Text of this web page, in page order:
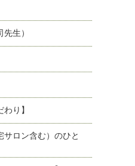
生）
わり】
サロン含む）のひと